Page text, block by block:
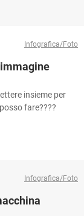
Infografica/Foto
insieme per
fare????
Infografica/Foto